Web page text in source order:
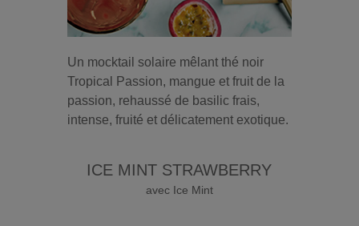
Un mocktail solaire mêlant thé noir
Tropical Passion, mangue et fruit de la
passion, rehaussé de basilic frais,
intense, fruité et délicatement exotique.
ICE MINT STRAWBERRY
avec Ice Mint